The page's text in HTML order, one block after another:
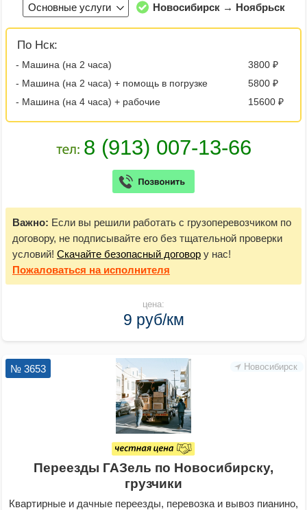
Основные услуги Новосибирск → Ноябрьск
По Нск:
- Машина (на 2 часа)
3800 ₽
- Машина (на 2 часа) + помощь в погрузке
5800 ₽
- Машина (на 4 часа) + рабочие
15600 ₽
Важно: Если вы решили работать с грузоперевозчиком по
договору, не подписывайте его без тщательной проверки
условий! Скачайте безопасный договор у нас!
Пожаловаться на исполнителя
цена:
9 руб/км
Новосибирск
№ 3653
Переезды ГАЗель по Новосибирску,
грузчики
Квартирные и дачные переезды, перевозка и вывоз пианино,